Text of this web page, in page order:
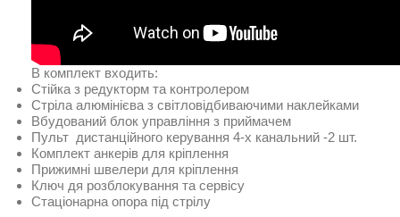
В комплект входить:
Стійка з редукторм та контролером
Стріла алюмінієва з світловідбиваючими наклейками
Вбудований блок управління з приймачем
Пульт дистанційного керування 4-х канальний -2 шт.
Комплект анкерів для кріплення
Прижимні швелери для кріплення
Ключ дя розблокування та сервісу
Стаціонарна опора під стрілу